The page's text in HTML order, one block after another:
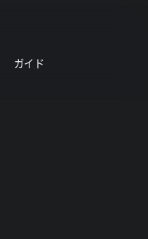
ガイド